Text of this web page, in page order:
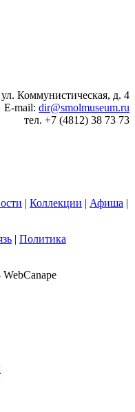
Коммунистическая, д. 4
E-mail: dir@smolmuseum.ru
тел. +7 (4812) 38 73 73
| Коллекции | Афиша |
| Политика
WebCanape